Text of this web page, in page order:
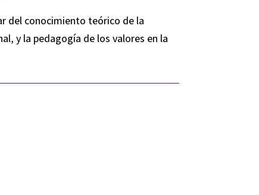
del conocimiento teórico de la
y la pedagogía de los valores en la